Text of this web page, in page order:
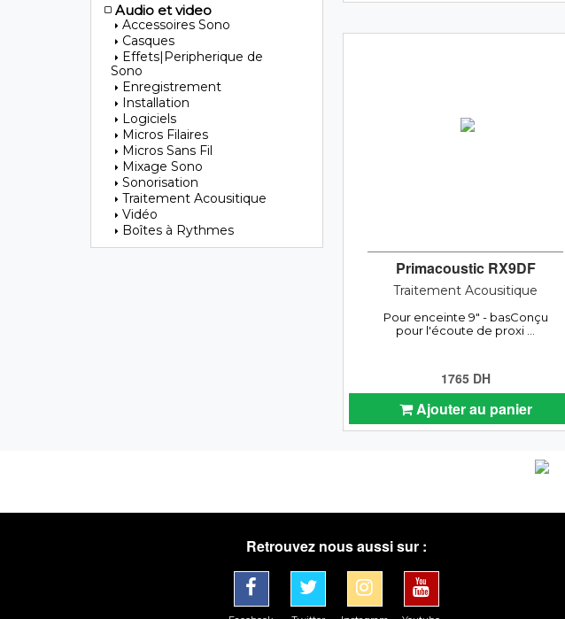
Audio et video
Accessoires Sono
Casques
Effets|Peripherique de
Sono
Enregistrement
Installation
Logiciels
Micros Filaires
Micros Sans Fil
Mixage Sono
Sonorisation
Traitement Acousitique
Vidéo
Boîtes à Rythmes
Primacoustic RX9DF
Traitement Acousitique
Pour enceinte 9" - basConçu
pour l'écoute de proxi ...
1765 DH
Ajouter au panier
Retrouvez nous aussi sur :